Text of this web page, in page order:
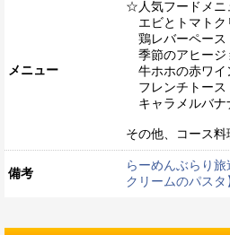
メニュー
☆人気フードメ
エビとトマトク
鶏レバーペース
季節のアヒージ
牛ホホの赤ワイ
フレンチトース
キャラメルバナ
その他、コース料
備考
らーめんぶらり
クリームのパスタ